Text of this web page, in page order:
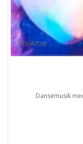
ProArtist
Dansemusik